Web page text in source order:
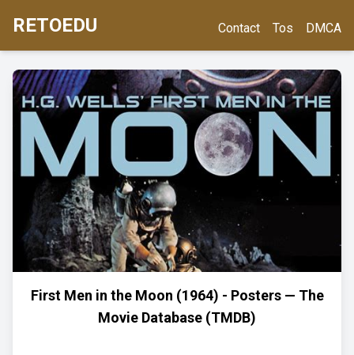
RETOEDU Contact Tos DMCA
First Men in the Moon (1964) - Posters — The
Movie Database (TMDB)